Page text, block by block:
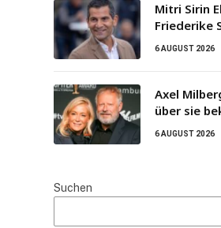
Mitri Sirin
Friederike
6 AUGUST 2026
Axel
über sie
6 AUGUST 2026
Suchen